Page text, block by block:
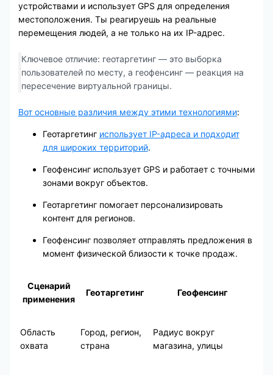
устройствами и использует GPS для определения
местоположения. Ты реагируешь на реальные
перемещения людей, а не только на их IP-адрес.
Ключевое отличие: геотаргетинг — это выборка
пользователей по месту, а геофенсинг — реакция на
пересечение виртуальной границы.
Вот основные различия между этими технологиями:
Геотаргетинг использует IP-адреса и подходит
для широких территорий.
Геофенсинг использует GPS и работает с точными
зонами вокруг объектов.
Геотаргетинг помогает персонализировать
контент для регионов.
Геофенсинг позволяет отправлять предложения в
момент физической близости к точке продаж.
Сценарий
применения
Геотаргетинг Геофенсинг
Область
охвата
Город, регион,
страна
Радиус вокруг
магазина, улицы